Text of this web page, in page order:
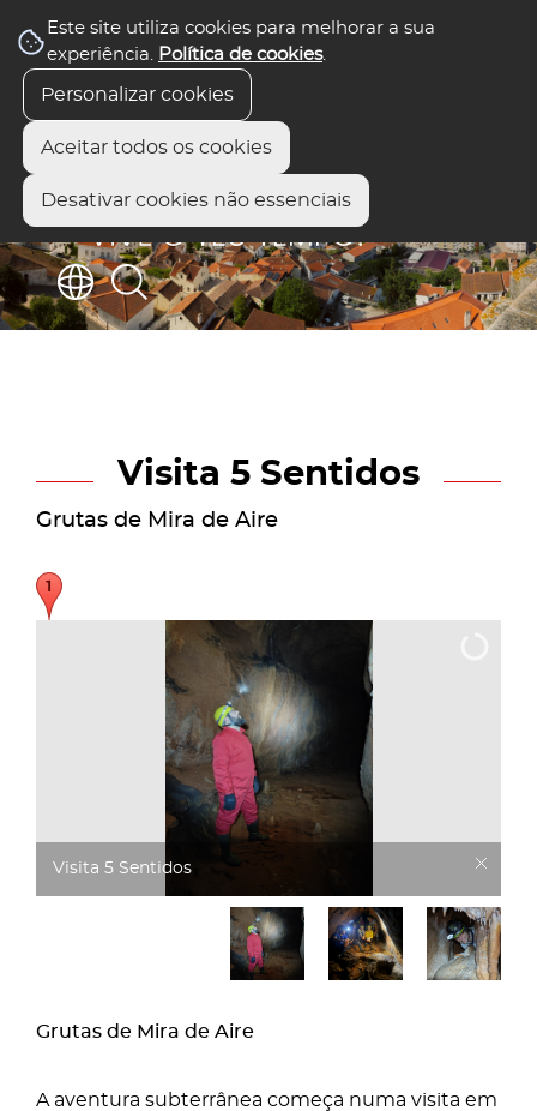
Este site utiliza cookies para melhorar a sua
experiência. Política de cookies.
Personalizar cookies
Aceitar todos os cookies
Desativar cookies não essenciais
Visita 5 Sentidos
Grutas de Mira de Aire
Visita 5 sentidos
Grutas de Mira de Aire
A aventura subterrânea começa numa visita em